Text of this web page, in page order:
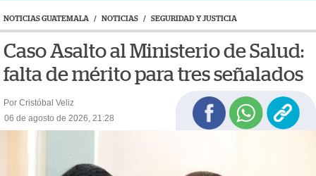
NOTICIAS GUATEMALA / NOTICIAS / SEGURIDAD Y JUSTICIA
Caso Asalto al Ministerio de Salud:
falta de mérito para tres señalados
Por Cristóbal Veliz
06 de agosto de 2026, 21:28